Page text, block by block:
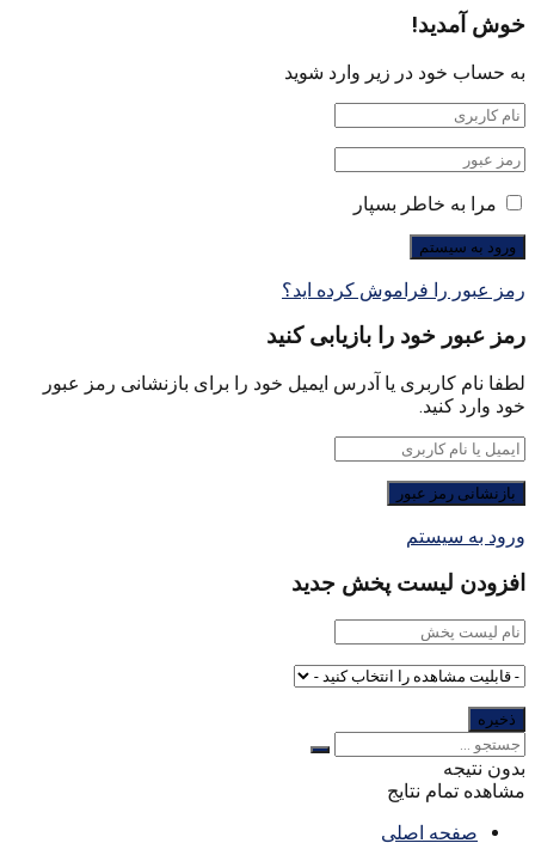
خوش آمدید!
به حساب خود در زیر وارد شوید
مرا به خاطر بسپار
رمز عبور را فراموش کرده اید؟
رمز عبور خود را بازیابی کنید
لطفا نام کاربری یا آدرس ایمیل خود را برای بازنشانی رمز عبور
خود وارد کنید.
ورود به سیستم
افزودن لیست پخش جدید
بدون نتیجه
مشاهده تمام نتایج
صفحه اصلی